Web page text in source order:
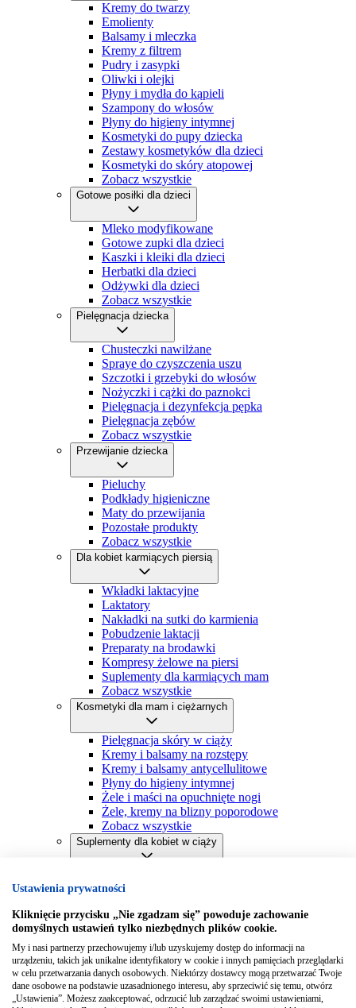
Kremy do twarzy
Emolienty
Balsamy i mleczka
Kremy z filtrem
Pudry i zasypki
Oliwki i olejki
Płyny i mydła do kąpieli
Szampony do włosów
Płyny do higieny intymnej
Kosmetyki do pupy dziecka
Zestawy kosmetyków dla dzieci
Kosmetyki do skóry atopowej
Zobacz wszystkie
Gotowe posiłki dla dzieci
Mleko modyfikowane
Gotowe zupki dla dzieci
Kaszki i kleiki dla dzieci
Herbatki dla dzieci
Odżywki dla dzieci
Zobacz wszystkie
Pielęgnacja dziecka
Chusteczki nawilżane
Spraye do czyszczenia uszu
Szczotki i grzebyki do włosów
Nożyczki i cążki do paznokci
Pielęgnacja i dezynfekcja pępka
Pielęgnacja zębów
Zobacz wszystkie
Przewijanie dziecka
Pieluchy
Podkłady higieniczne
Maty do przewijania
Pozostałe produkty
Zobacz wszystkie
Dla kobiet karmiących piersią
Wkładki laktacyjne
Laktatory
Nakładki na sutki do karmienia
Pobudzenie laktacji
Preparaty na brodawki
Kompresy żelowe na piersi
Suplementy dla karmiących mam
Zobacz wszystkie
Kosmetyki dla mam i ciężarnych
Pielęgnacja skóry w ciąży
Kremy i balsamy na rozstępy
Kremy i balsamy antycellulitowe
Płyny do higieny intymnej
Żele i maści na opuchnięte nogi
Żele, kremy na blizny poporodowe
Zobacz wszystkie
Suplementy dla kobiet w ciąży
Kwas foliowy
Zobacz wszystkie
Dolegliwości w ciąży
Mdłości i nudności w ciąży
Zaparcia i wzdęcia w ciąży
Zobacz wszystkie
Ustawienia prywatności
Kliknięcie przycisku „Nie zgadzam się” powoduje zachowanie
domyślnych ustawień tylko niezbędnych plików cookie.
My i nasi partnerzy przechowujemy i/lub uzyskujemy dostęp do informacji na
urządzeniu, takich jak unikalne identyfikatory w cookie i innych pamięciach przeglądarki
w celu przetwarzania danych osobowych. Niektórzy dostawcy mogą przetwarzać Twoje
dane osobowe na podstawie uzasadnionego interesu, aby sprzeciwić się temu, otwórz
„Ustawienia”. Możesz zaakceptować, odrzucić lub zarządzać swoimi ustawieniami,